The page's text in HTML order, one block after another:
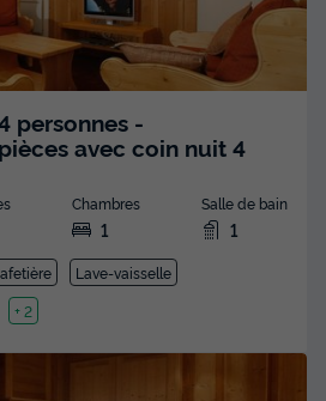
personnes -
avec coin nuit 4
Chambres
1
Salle de bain
1
Lave-vaisselle
+ 2